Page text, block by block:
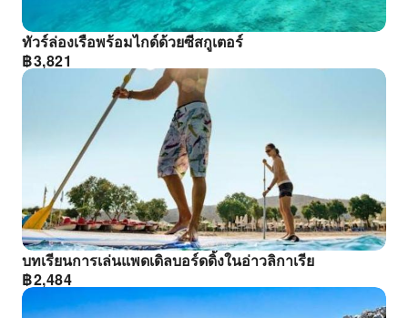
ทัวร์ล่องเรือพร้อมไกด์ด้วยซีสกูเตอร์
฿3,821
บทเรียนการเล่นแพดเดิลบอร์ดดิ้งในอ่าวลิกาเรีย
฿2,484